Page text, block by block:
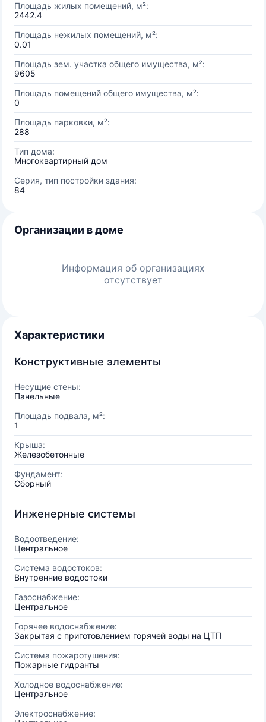
Площадь жилых помещений, м²:
2442.4
Площадь нежилых помещений, м²:
0.01
Площадь зем. участка общего имущества, м²:
9605
Площадь помещений общего имущества, м²:
0
Площадь парковки, м²:
288
Тип дома:
Многоквартирный дом
Серия, тип постройки здания:
84
Организации в доме
Информация об организациях
отсутствует
Характеристики
Конструктивные элементы
Несущие стены:
Панельные
Площадь подвала, м²:
1
Крыша:
Железобетонные
Фундамент:
Сборный
Инженерные системы
Водоотведение:
Центральное
Система водостоков:
Внутренние водостоки
Газоснабжение:
Центральное
Горячее водоснабжение:
Закрытая с приготовлением горячей воды на ЦТП
Система пожаротушения:
Пожарные гидранты
Холодное водоснабжение:
Центральное
Электроснабжение: